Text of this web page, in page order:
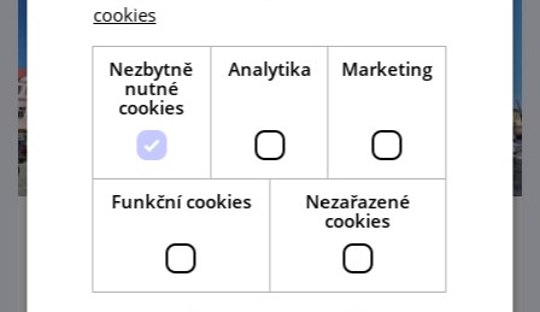
Barvy lužního lesa
2. 7. — 30. 8. '26
cookies
Nezbytně
nutné
cookies
Analytika Marketing
Funkční cookies
Nezařazené
cookies